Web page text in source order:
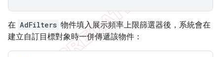
在 AdFilters 物件填入展示頻率上限篩選器後，系統會在
建立自訂目標對象時一併傳遞該物件：